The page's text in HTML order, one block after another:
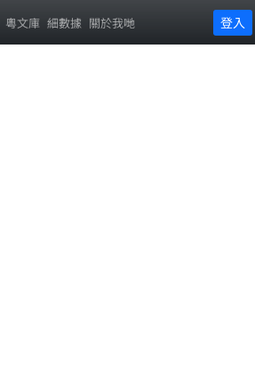
粵文庫 細數據 關於我哋 登入